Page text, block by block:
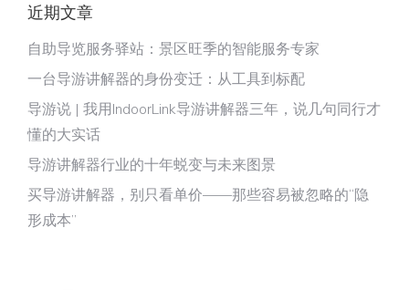
近期文章
自助导览服务驿站：景区旺季的智能服务专家
一台导游讲解器的身份变迁：从工具到标配
导游说 | 我用IndoorLink导游讲解器三年，说几句同行才
懂的大实话
导游讲解器行业的十年蜕变与未来图景
买导游讲解器，别只看单价——那些容易被忽略的“隐
形成本”